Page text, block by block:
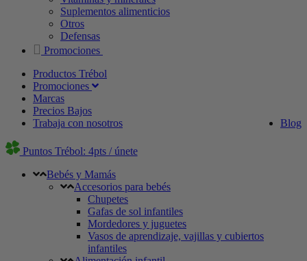
Suplementos alimenticios
Otros
Defensas
Promociones
Productos Trébol
Promociones
Marcas
Precios Bajos
Blog
Trabaja con nosotros
Puntos Trébol: 4pts / únete
Bebés y Mamás
Accesorios para bebés
Chupetes
Gafas de sol infantiles
Mordedores y juguetes
Vasos de aprendizaje, vajillas y cubiertos
infantiles